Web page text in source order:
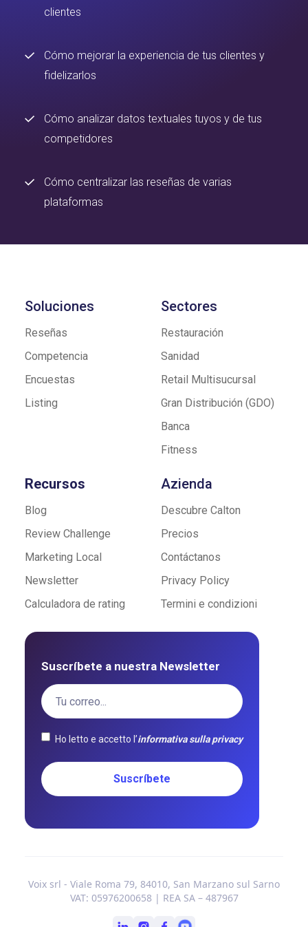
clientes
Cómo mejorar la experiencia de tus clientes y
fidelizarlos
Cómo analizar datos textuales tuyos y de tus
competidores
Cómo centralizar las reseñas de varias
plataformas
Soluciones
Reseñas
Competencia
Encuestas
Listing
Sectores
Restauración
Sanidad
Retail Multisucursal
Gran Distribución (GDO)
Banca
Fitness
Recursos
Blog
Review Challenge
Marketing Local
Newsletter
Calculadora de rating
Azienda
Descubre Calton
Precios
Contáctanos
Privacy Policy
Termini e condizioni
Suscríbete a nuestra Newsletter
Ho letto e accetto l’informativa sulla privacy
Voix srl - Viale Roma 79, 84010, San Marzano sul Sarno
VAT: 05976200658 | REA SA – 487967